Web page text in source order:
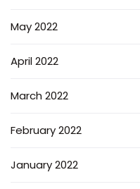
May 2022
April 2022
March 2022
February 2022
January 2022